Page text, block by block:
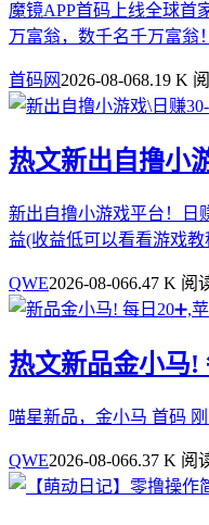
魔镜APP首码上线全球首
万富翁，数千名千万富翁
首码网 2026-08-068.19 K
热文新出自撸小
新出自撸小游戏平台！日
益(收益低可以看看游戏
QWE2026-08-066.47 K 阅
热文新品金小马!
喵星新品，金小马 首码
QWE2026-08-066.37 K 阅